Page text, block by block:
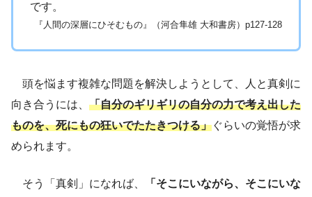
です。
『人間の深層にひそむもの』（河合隼雄 大和書房）p127-128
頭を悩ます複雑な問題を解決しようとして、人と真剣に
向き合うには、 「自分のギリギリの自分の力で考え出した
ものを、死にもの狂いでたたきつける」ぐらいの覚悟が求
められます。
そう「真剣」になれば、
「そこにいながら、そこにいな